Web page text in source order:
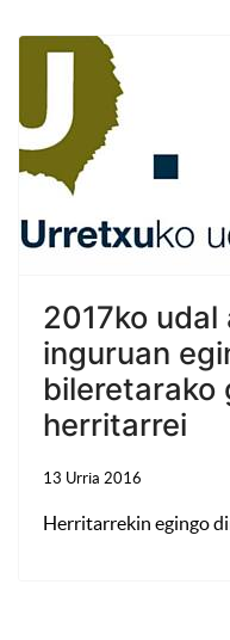
2017ko
inguruan
bileretarako
herritarrei
13 Urria 2016
Herritarrekin egingo